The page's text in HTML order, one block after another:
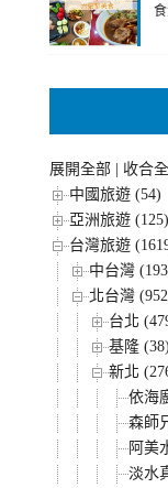
展開全部
收合
中國旅遊 (54)
亞洲旅遊 (125)
台灣旅遊
中台灣
北台灣
台北
基隆 (38)
新北
依海
森師
阿美
淡水